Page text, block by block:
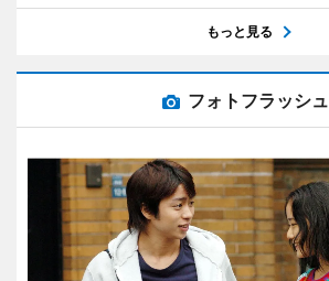
もっと見る
フォトフラッシュ